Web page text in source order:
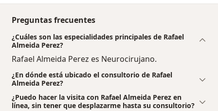
Preguntas frecuentes
¿Cuáles son las especialidades principales de Rafael
Almeida Perez?
Rafael Almeida Perez es Neurocirujano.
¿En dónde está ubicado el consultorio de Rafael
Almeida Perez?
¿Puedo hacer la visita con Rafael Almeida Perez en
línea, sin tener que desplazarme hasta su consultorio?